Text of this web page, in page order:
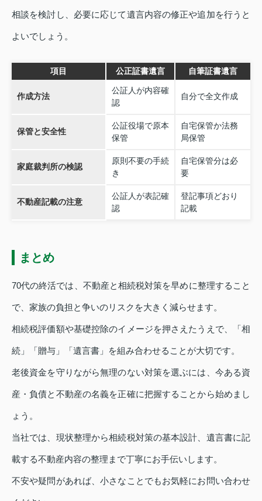
相談を検討し、必要に応じて遺言内容の修正や追加を行うと
よいでしょう。
項目 公正証書遺言 自筆証書遺言
作成方法
公証人が内容確
認
自分で全文作成
保管と安全性
公証役場で原本
保管
自宅保管か法務
局保管
家庭裁判所の検認
原則不要の手続
き
自宅保管分は必
要
不動産記載の注意
公証人が表記確
認
登記事項どおり
記載
まとめ
70代の終活では、不動産と相続税対策を早めに整理すること
で、家族の負担と争いのリスクを大きく減らせます。
相続税評価額や基礎控除のイメージを押さえたうえで、「相
続」「贈与」「遺言書」を組み合わせることが大切です。
老後資金を守りながら無理のない対策を選ぶには、今ある資
産・負債と不動産の名義を正確に把握することから始めまし
ょう。
当社では、現状整理から相続税対策の基本設計、遺言書に記
載する不動産内容の整理まで丁寧にお手伝いします。
不安や疑問があれば、小さなことでもお気軽にお問い合わせ